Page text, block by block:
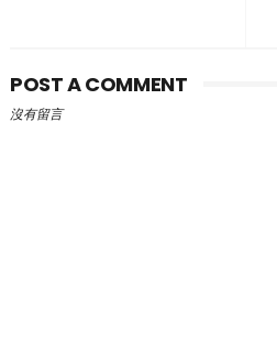
POST A COMMENT
沒有留言